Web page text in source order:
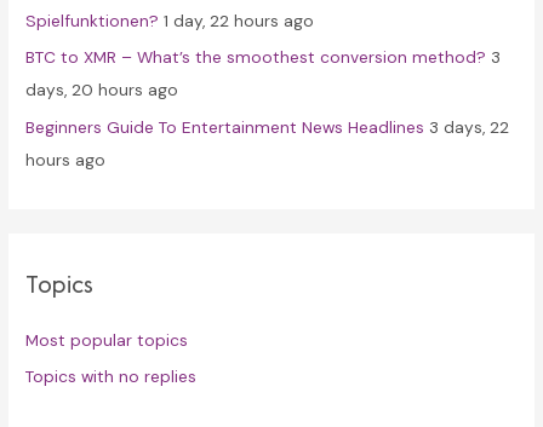
Spielfunktionen? 1 day, 22 hours ago
BTC to XMR – What’s the smoothest conversion method? 3
days, 20 hours ago
Beginners Guide To Entertainment News Headlines 3 days, 22
hours ago
Topics
Most popular topics
Topics with no replies